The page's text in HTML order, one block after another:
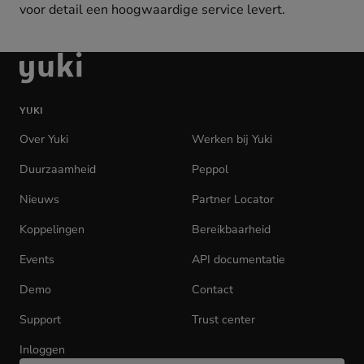
voor detail een hoogwaardige service levert.
Ga
naar
homepage
YUKI
Over Yuki Werken bij Yuki
Duurzaamheid
Peppol
Nieuws
Partner Locator
Koppelingen
Bereikbaarheid
Events
API documentatie
Demo
Contact
Support
Trust center
Inloggen